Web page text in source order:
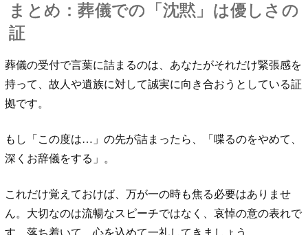
まとめ：葬儀での「沈黙」は優しさの
証
葬儀の受付で言葉に詰まるのは、あなたがそれだけ緊張感を
持って、故人や遺族に対して誠実に向き合おうとしている証
拠です。
もし「この度は…」の先が詰まったら、「喋るのをやめて、
深くお辞儀をする」。
これだけ覚えておけば、万が一の時も焦る必要はありませ
ん。大切なのは流暢なスピーチではなく、哀悼の意の表れで
す。落ち着いて、心を込めて一礼してきましょう。